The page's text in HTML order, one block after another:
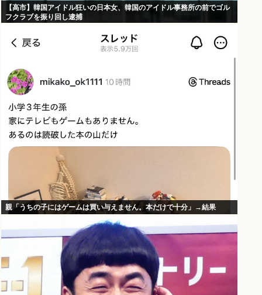
【高市】韓国アイドル狂いの日本女、韓国のアイドル事務所の前でゴル
フクラブを振り回し逮捕
親「うちの子にはゲームは買い与えません。本だけで十分」→結果